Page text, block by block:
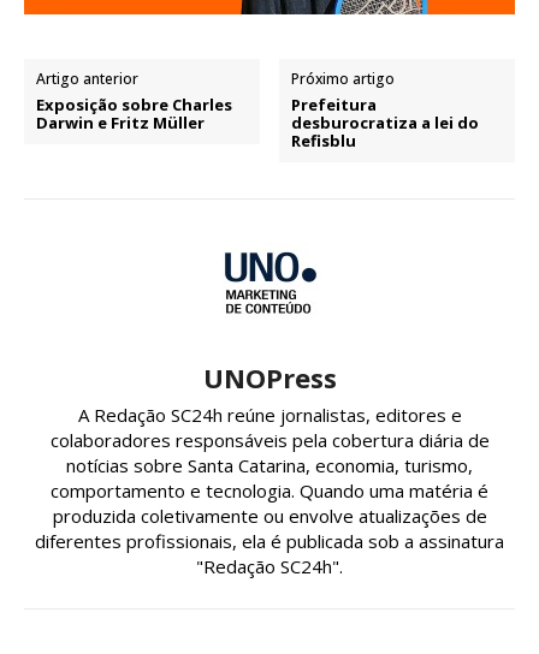
Artigo anterior
Exposição sobre Charles
Darwin e Fritz Müller
Próximo artigo
Prefeitura
desburocratiza a lei do
Refisblu
UNOPress
A Redação SC24h reúne jornalistas, editores e
colaboradores responsáveis pela cobertura diária de
notícias sobre Santa Catarina, economia, turismo,
comportamento e tecnologia. Quando uma matéria é
produzida coletivamente ou envolve atualizações de
diferentes profissionais, ela é publicada sob a assinatura
"Redação SC24h".